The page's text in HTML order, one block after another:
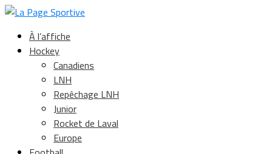
À l’affiche
Hockey
Canadiens
LNH
Repêchage LNH
Junior
Rocket de Laval
Europe